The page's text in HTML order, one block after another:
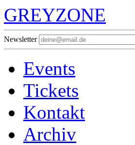
GREYZONE
Newsletter
Events
Tickets
Kontakt
Archiv